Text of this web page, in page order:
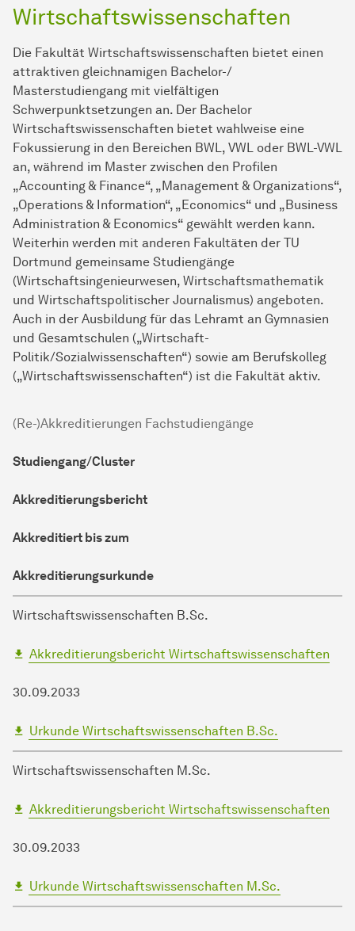
Wirtschaftswissenschaften
Die Fakultät Wirtschaftswissenschaften bietet einen
attraktiven gleichnamigen Bachelor-/
Masterstudiengang mit vielfältigen
Schwerpunktsetzungen an. Der Bachelor
Wirtschaftswissenschaften bietet wahlweise eine
Fokussierung in den Bereichen BWL, VWL oder BWL-VWL
an, während im Master zwischen den Profilen
„Accounting & Finance“, „Management & Organizations“,
„Operations & Information“, „Economics“ und „Business
Administration & Economics“ gewählt werden kann.
Weiterhin werden mit anderen Fakultäten der TU
Dortmund gemeinsame Studiengänge
(Wirtschaftsingenieurwesen, Wirtschaftsmathematik
und Wirtschaftspolitischer Journalismus) angeboten.
Auch in der Ausbildung für das Lehramt an Gymnasien
und Gesamtschulen („Wirtschaft-
Politik/Sozialwissenschaften“) sowie am Berufskolleg
(„Wirtschaftswissenschaften“) ist die Fakultät aktiv.
(Re-)Akkreditierungen Fachstudiengänge
Studiengang/Cluster
Akkreditierungsbericht
Akkreditiert bis zum
Akkreditierungsurkunde
Wirtschaftswissenschaften B.Sc.
Akkreditierungsbericht Wirtschaftswissenschaften
30.09.2033
Urkunde Wirtschaftswissenschaften B.Sc.
Wirtschaftswissenschaften M.Sc.
Akkreditierungsbericht Wirtschaftswissenschaften
30.09.2033
Urkunde Wirtschaftswissenschaften M.Sc.